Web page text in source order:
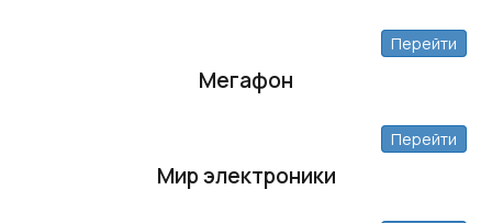
Перейти
Мегафон
Перейти
Мир электроники